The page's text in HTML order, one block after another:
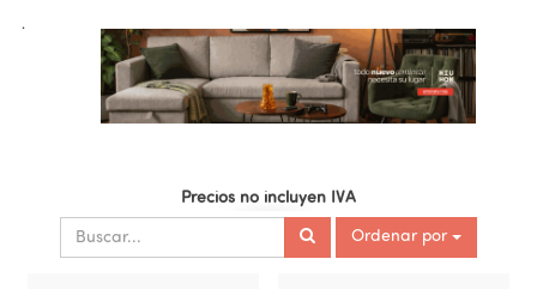
.
Precios no incluyen IVA
Ordenar por